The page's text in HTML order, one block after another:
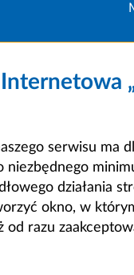
serwisu ma
działania
okno, w
razu